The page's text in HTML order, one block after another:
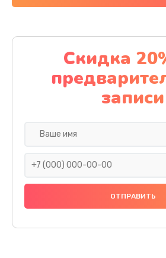
Скидка
записи